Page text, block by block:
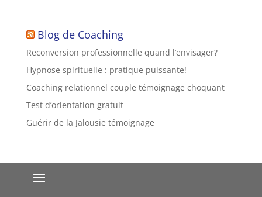
Blog de Coaching
Reconversion professionnelle quand l’envisager?
Hypnose spirituelle : pratique puissante!
Coaching relationnel couple témoignage choquant
Test d’orientation gratuit
Guérir de la Jalousie témoignage